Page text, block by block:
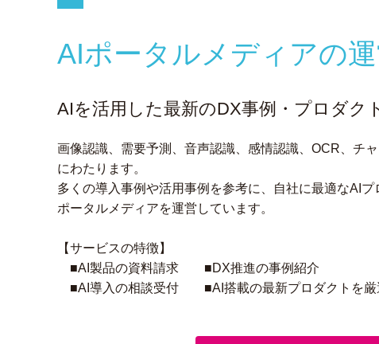
AIポータルメディアの
AIを活用した最新のDX事例・プロダク
画像認識、需要予測、音声認識、感情認識、OCR、チ
にわたります。
多くの導入事例や活用事例を参考に、自社に最適なAI
ポータルメディアを運営しています。
【サービスの特徴】
■AI製品の資料請求 ■DX推進の事例紹介
■AI導入の相談受付 ■AI搭載の最新プロダクトを厳